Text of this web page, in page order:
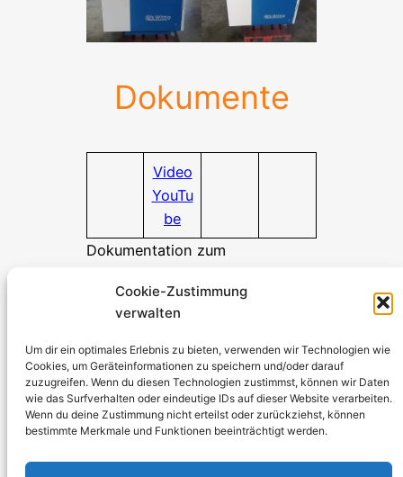
Cookie-Zustimmung
verwalten
Um dir ein optimales Erlebnis zu bieten, verwenden wir Technologien wie
Cookies, um Geräteinformationen zu speichern und/oder darauf
zuzugreifen. Wenn du diesen Technologien zustimmst, können wir Daten
wie das Surfverhalten oder eindeutige IDs auf dieser Website verarbeiten.
Wenn du deine Zustimmung nicht erteilst oder zurückziehst, können
bestimmte Merkmale und Funktionen beeinträchtigt werden.
Dokumente
Video
YouTu
be
Dokumentation zum
Kürtener Straße 13, D-51465 Bergisch Gladbach
Geschäftsführer: Andre Kandlin
Vertriebsbeauftragter: Michael Jochmann